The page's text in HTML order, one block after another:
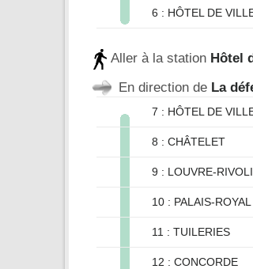
6 : HÔTEL DE
Aller à la station Hôtel
En direction de La
7 : HÔTEL DE
8 : CHÂTELET
9 : LOUVRE-RIVOLI
10 : PALAIS-
11 : TUILERIES
12 : CONCORDE